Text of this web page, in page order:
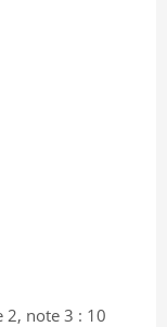
2, note 3 : 10